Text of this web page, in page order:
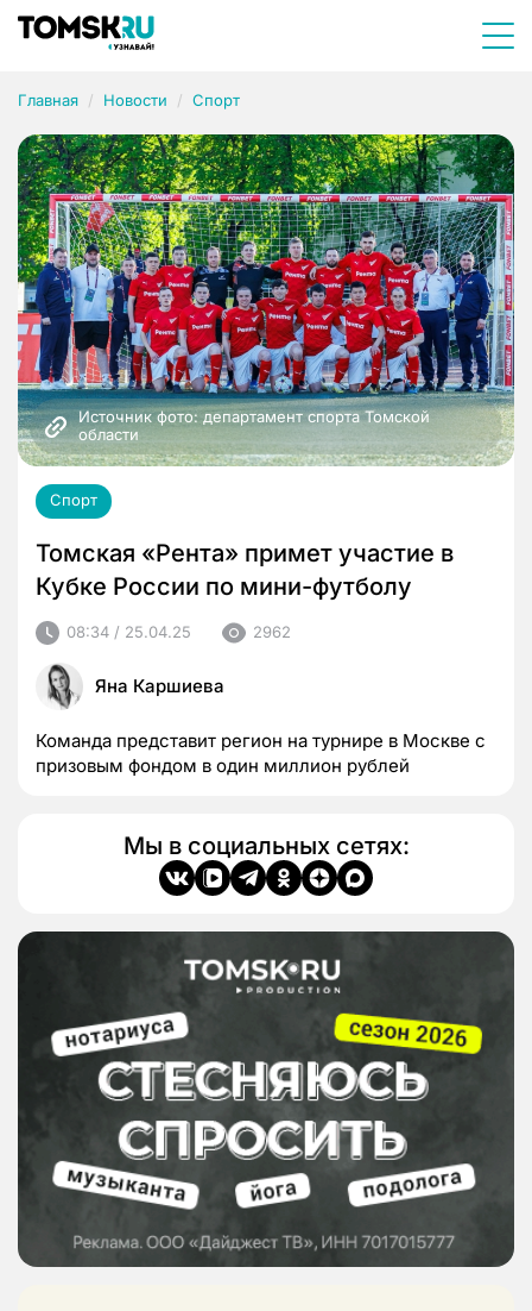
Главная Новости Спорт
Источник фото: департамент спорта Томской
области
Спорт
Томская «Рента» примет участие в
Кубке России по мини-футболу
08:34 / 25.04.25 2962
Яна Каршиева
Команда представит регион на турнире в Москве с
призовым фондом в один миллион рублей
Мы в социальных сетях: